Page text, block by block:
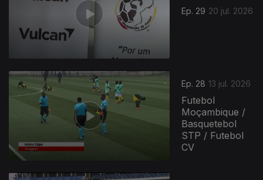
Ep. 29 20 jul. 2026
Ep. 28 13 jul. 2026
Futebol
Moçambique /
Basquetebol
STP / Futebol
CV